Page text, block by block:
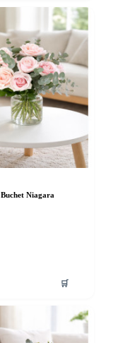
Buchet Niagara
🛒